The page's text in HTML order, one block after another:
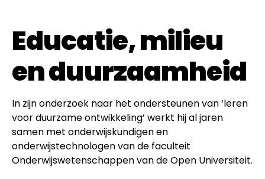
Educatie, milieu
en duurzaamheid
In zijn onderzoek naar het ondersteunen van ‘leren
voor duurzame ontwikkeling’ werkt hij al jaren
samen met onderwijskundigen en
onderwijstechnologen van de faculteit
Onderwijswetenschappen van de Open Universiteit.